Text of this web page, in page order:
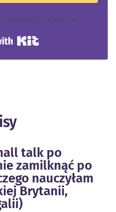
Unsubscribe at any time.
talk po
zamilknąć po
nauczyłam
Brytanii,